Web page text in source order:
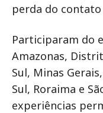
perda do
Participaram do
Amazonas,
Sul, Minas
Sul, Roraima e
experiências